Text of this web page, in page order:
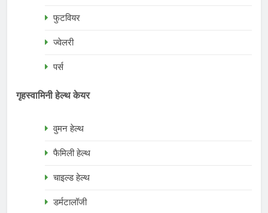
फुटवियर
ज्वेलरी
पर्स
गृहस्वामिनी हेल्थ केयर
वुमन हेल्थ
फैमिली हेल्थ
चाइल्ड हेल्थ
डर्मटालॉजी